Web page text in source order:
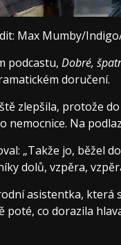
Max Mumby/
podcastu, Dobré,
doručení.
zlepšila, protože
nemocnice. Na
„Takže jo, běžel
dolů, vzpěra,
asistentka, která
poté, co dorazila